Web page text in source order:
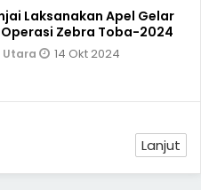
Laksanakan Apel Gelar
Zebra Toba-2024
Utara 14 Okt 2024
Lanjut